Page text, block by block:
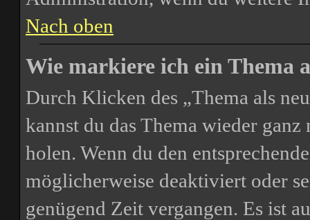
Nach oben
Wie markiere ich ein Thema
Durch Klicken des „Thema als
kannst du das Thema wieder
holen. Wenn du den
möglicherweise deaktiviert oder
genügend Zeit vergangen. Es ist